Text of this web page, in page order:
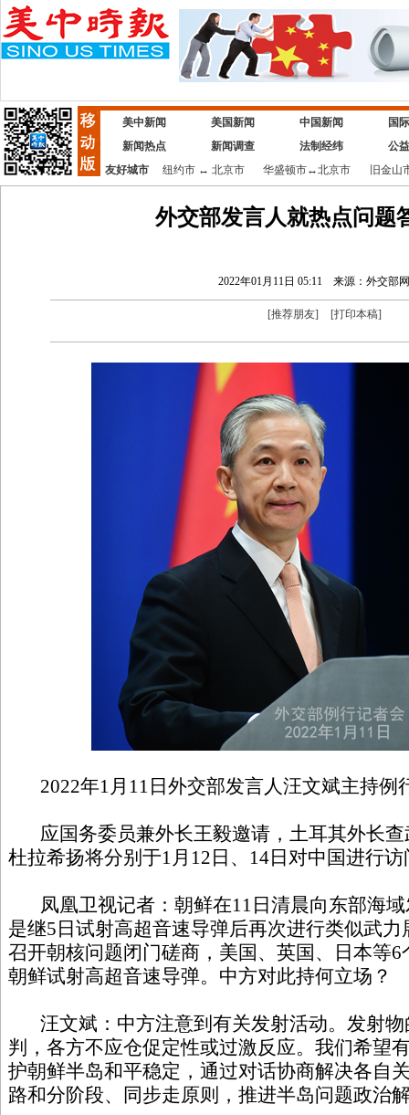
美中新闻 美国新闻 中国新闻
国
新闻热点
新闻调查 法制经纬
公
友好城市
纽约市↔ 北京市 华盛顿市↔北京市 旧金山
外交部发言人就热点问题
2022年01月11日 05:11 来源：外交部
[推荐朋友] [打印本稿]
2022年1月11日外交部发言人汪文斌主持例
应国务委员兼外长王毅邀请，土耳其外长查
杜拉希扬将分别于1月12日、14日对中国进行访
凤凰卫视记者：朝鲜在11日清晨向东部海域
是继5日试射高超音速导弹后再次进行类似武
召开朝核问题闭门磋商，美国、英国、日本等
朝鲜试射高超音速导弹。中方对此持何立场？
汪文斌：中方注意到有关发射活动。发射物
判，各方不应仓促定性或过激反应。我们希望
护朝鲜半岛和平稳定，通过对话协商解决各自
路和分阶段、同步走原则，推进半岛问题政治